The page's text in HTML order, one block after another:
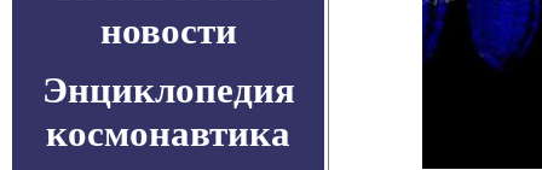
новости
Энциклопедия
космонавтика